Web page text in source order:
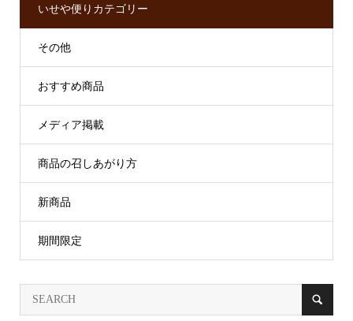
いせや便りカテゴリー
その他
おすすめ商品
メディア掲載
商品の召しあがり方
新商品
期間限定